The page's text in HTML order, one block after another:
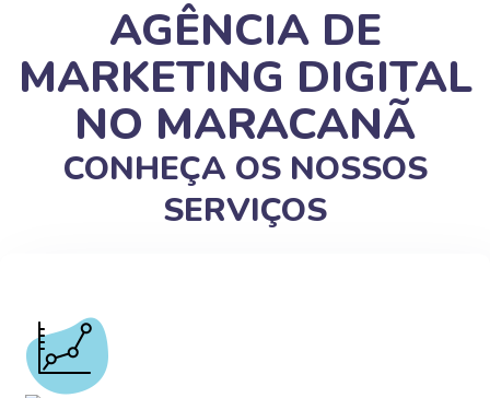
AGÊNCIA DE
MARKETING DIGITAL
NO MARACANÃ
CONHEÇA OS NOSSOS
SERVIÇOS